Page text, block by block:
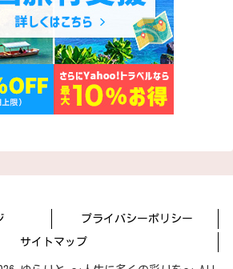
プライバシーポリシー
サイトマップ